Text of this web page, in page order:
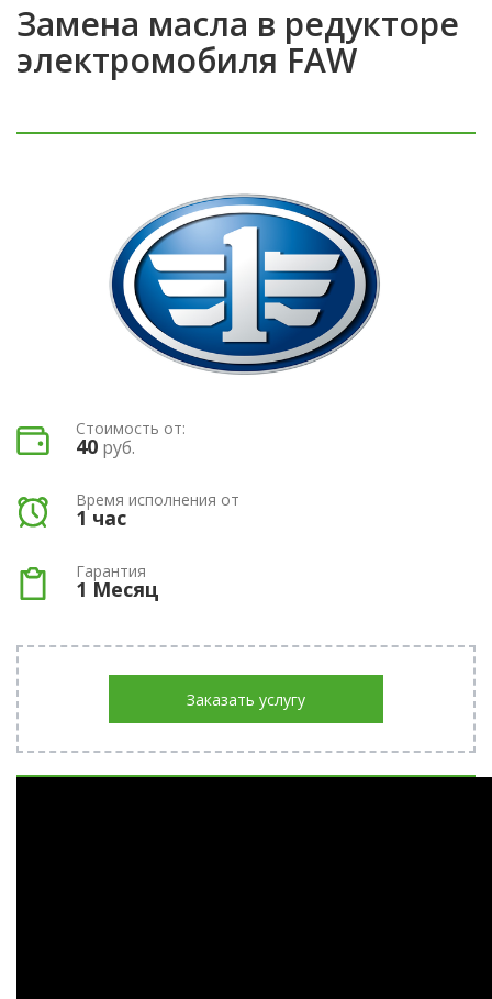
Замена масла в редукторе
электромобиля FAW
Стоимость от:
40 руб.
Время исполнения от
1 час
Гарантия
1 Месяц
Заказать услугу